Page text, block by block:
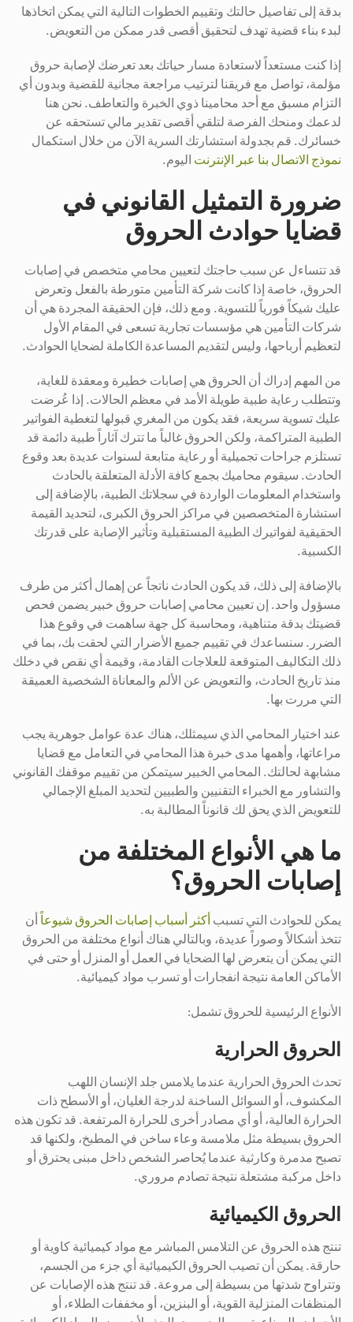
بدقة إلى تفاصيل حالتك وتقييم الخطوات التالية التي يمكن اتخاذها
لبدء بناء قضية تهدف لتحقيق أقصى قدر ممكن من التعويض.
إذا كنت مستعداً لاستعادة مسار حياتك بعد تعرضك لإصابة حروق
مؤلمة، تواصل مع فريقنا لترتيب مراجعة مجانية للقضية وبدون أي
التزام مسبق مع أحد محامينا ذوي الخبرة والتعاطف. نحن هنا
لدعمك ومنحك الفرصة لتلقي أقصى تقدير مالي تستحقه عن
خسائرك. قم بجدولة استشارتك السرية الآن من خلال استكمال
نموذج الاتصال بنا عبر الإنترنت اليوم.
ضرورة التمثيل القانوني في
قضايا حوادث الحروق
قد تتساءل عن سبب حاجتك لتعيين محامي متخصص في إصابات
الحروق، خاصة إذا كانت شركة التأمين متورطة بالفعل وتعرض
عليك شيكاً فورياً للتسوية. ومع ذلك، فإن الحقيقة المجردة هي أن
شركات التأمين هي مؤسسات تجارية تسعى في المقام الأول
لتعظيم أرباحها، وليس لتقديم المساعدة الكاملة لضحايا الحوادث.
من المهم إدراك أن الحروق هي إصابات خطيرة ومعقدة للغاية،
وتتطلب رعاية طبية طويلة الأمد في معظم الحالات. إذا عُرضت
عليك تسوية سريعة، فقد يكون من المغري قبولها لتغطية الفواتير
الطبية المتراكمة، ولكن الحروق غالباً ما تترك آثاراً طبية دائمة قد
تستلزم جراحات تجميلية أو رعاية متابعة لسنوات عديدة بعد وقوع
الحادث. سيقوم محاميك بجمع كافة الأدلة المتعلقة بالحادث
واستخدام المعلومات الواردة في سجلاتك الطبية، بالإضافة إلى
استشارة المتخصصين في مراكز الحروق الكبرى، لتحديد القيمة
الحقيقية لفواتيرك الطبية المستقبلية وتأثير الإصابة على قدرتك
الكسبية.
بالإضافة إلى ذلك، قد يكون الحادث ناتجاً عن إهمال أكثر من طرف
مسؤول واحد. إن تعيين محامي إصابات حروق خبير يضمن فحص
قضيتك بدقة متناهية، ومحاسبة كل جهة ساهمت في وقوع هذا
الضرر. سنساعدك في تقييم جميع الأضرار التي لحقت بك، بما في
ذلك التكاليف المتوقعة للعلاجات القادمة، وقيمة أي نقص في دخلك
منذ تاريخ الحادث، والتعويض عن الألم والمعاناة الشخصية العميقة
التي مررت بها.
عند اختيار المحامي الذي سيمثلك، هناك عدة عوامل جوهرية يجب
مراعاتها، وأهمها مدى خبرة هذا المحامي في التعامل مع قضايا
مشابهة لحالتك. المحامي الخبير سيتمكن من تقييم موقفك القانوني
والتشاور مع الخبراء التقنيين والطبيين لتحديد المبلغ الإجمالي
للتعويض الذي يحق لك قانوناً المطالبة به.
ما هي الأنواع المختلفة من
إصابات الحروق؟
يمكن للحوادث التي تسبب أكثر أسباب إصابات الحروق شيوعاً أن
تتخذ أشكالاً وصوراً عديدة، وبالتالي هناك أنواع مختلفة من الحروق
التي يمكن أن يتعرض لها الضحايا في العمل أو المنزل أو حتى في
الأماكن العامة نتيجة انفجارات أو تسرب مواد كيميائية.
الأنواع الرئيسية للحروق تشمل:
الحروق الحرارية
تحدث الحروق الحرارية عندما يلامس جلد الإنسان اللهب
المكشوف، أو السوائل الساخنة لدرجة الغليان، أو الأسطح ذات
الحرارة العالية، أو أي مصادر أخرى للحرارة المرتفعة. قد تكون هذه
الحروق بسيطة مثل ملامسة وعاء ساخن في المطبخ، ولكنها قد
تصبح مدمرة وكارثية عندما يُحاصر الشخص داخل مبنى يحترق أو
داخل مركبة مشتعلة نتيجة تصادم مروري.
الحروق الكيميائية
تنتج هذه الحروق عن التلامس المباشر مع مواد كيميائية كاوية أو
حارقة. يمكن أن تصيب الحروق الكيميائية أي جزء من الجسم،
وتتراوح شدتها من بسيطة إلى مروعة. قد تنتج هذه الإصابات عن
المنظفات المنزلية القوية، أو البنزين، أو مخففات الطلاء، أو